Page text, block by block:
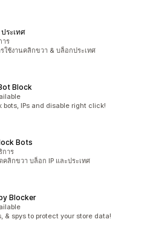
ระเทศ
าร
ใช้งานคลิกขวา & บล็อกประเทศ
Block
bots, IPs and disable right click!
Bots
การ
ลิกขวา บล็อก IP และประเทศ
Blocker
& spys to protect your store data!